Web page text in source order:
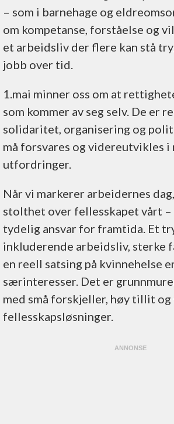
– som i barnehage og
om kompetanse, forståelse og
et arbeidsliv der flere kan stå
jobb over tid.
1.mai minner oss om at
som kommer av seg selv. De er
solidaritet, organisering og
må forsvares og videreutvikles i
utfordringer.
Når vi markerer arbeidernes
stolthet over fellesskapet vårt –
tydelig ansvar for framtida. Et
inkluderende arbeidsliv, sterke
en reell satsing på kvinnehelse
særinteresser. Det er
med små forskjeller, høy tillit og
fellesskapsløsninger.